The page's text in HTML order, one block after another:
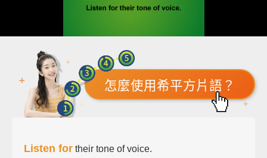
怎麼使用希平方片語？
Listen for their tone of voice.